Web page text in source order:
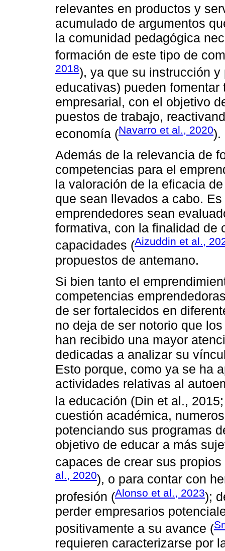
relevantes en productos y
acumulado de argumentos
la comunidad pedagógica
formación de este tipo de
2018), ya que su instrucción
educativas) pueden
empresarial, con el objetivo
puestos de trabajo,
economía (Navarro et al., 2020).
Además de la relevancia de
competencias para el
la valoración de la eficacia
que sean llevados a cabo.
emprendedores sean
formativa, con la finalidad de
capacidades (Aizuddin et al.,
propuestos de antemano.
Si bien tanto el
competencias
de ser fortalecidos en
no deja de ser notorio que
han recibido una mayor
dedicadas a analizar su
Esto porque, como ya se ha
actividades relativas al
la educación (Din et al.,
cuestión académica,
potenciando sus programas
objetivo de educar a más
capaces de crear sus
al., 2020), o para contar con
profesión (Alonso et al., 2023);
perder empresarios
positivamente a su avance (
requieren caracterizarse por